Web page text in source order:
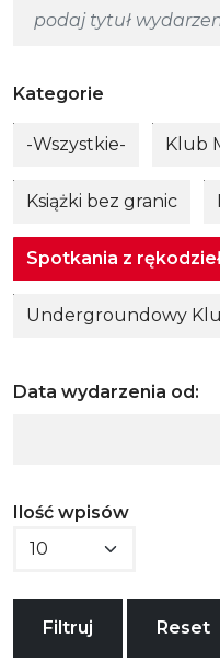
Kategorie
-Wszystkie- Klub
Książki bez granic
Spotkania z
Undergroundowy
Data wydarzenia od:
Ilość wpisów
Filtruj Reset